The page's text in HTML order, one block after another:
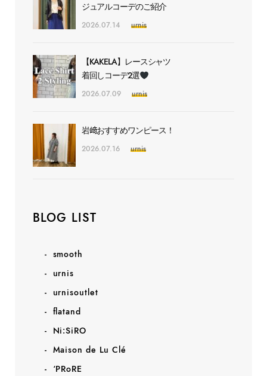
ジュアルコーデのご紹介
2026.07.14 urnis
【KAKELA】レースシャツ
着回しコーデ2選
2026.07.09 urnis
岩﨑おすすめワンピース！
2026.07.16 urnis
BLOG LIST
smooth
urnis
urnisoutlet
flatand
Ni:SiRO
Maison de Lu Clé
‘PRoRE